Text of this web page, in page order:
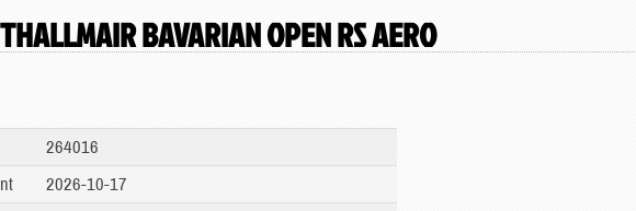
BAVARIAN OPEN RS AERO
264016
2026-10-17